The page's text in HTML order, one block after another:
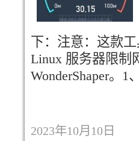
下：注意：这款
Linux 服务器限制
WonderShaper。1
2023年10月10日